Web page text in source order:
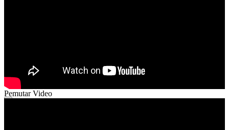
Pemutar Video